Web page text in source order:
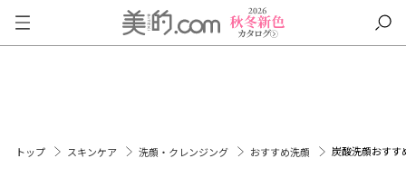
トップ スキンケア 洗顔・クレンジング おすすめ洗顔 炭酸洗顔おすす